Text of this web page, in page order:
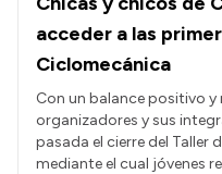
acceder a las
Ciclomecánica
Con un balance positivo
organizadores y sus
pasada el cierre del Taller
mediante el cual jóvenes